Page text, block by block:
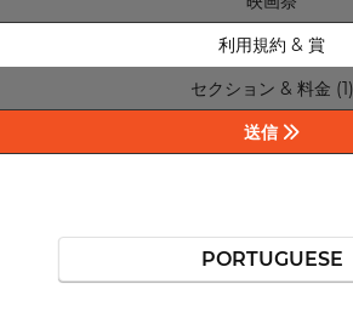
利用規約 & 賞
セクション & 料金 (1)
送信
PORTUGUESE